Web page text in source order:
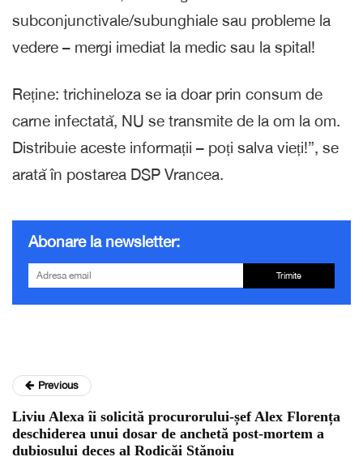
subconjunctivale/subunghiale sau probleme la
vedere – mergi imediat la medic sau la spital!
Reține: trichineloza se ia doar prin consum de
carne infectată, NU se transmite de la om la om.
Distribuie aceste informații – poți salva vieți!”, se
arată în postarea DSP Vrancea.
Abonare la newsletter:
Trimite
Previous
Liviu Alexa îi solicită procurorului-șef Alex Florența
deschiderea unui dosar de anchetă post-mortem a
dubiosului deces al Rodicăi Stănoiu